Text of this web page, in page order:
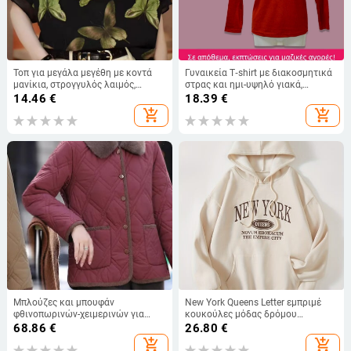
Τοπ για μεγάλα μεγέθη με κοντά
μανίκια, στρογγυλός λαιμός,
φλοράλ σχέδιο με θραύσματα,
πολυεστέρας 90–95%/70–80%
σύνθεση, διακοσμητικά
14.46 €
add_shopping_cart
Γυναικεία T‑shirt με διακοσμητικά
στρας και ημι-υψηλό γιακά,
εφαρμοστό, βελούδινο ύφασμα,
18.39 €
add_shopping_cart
Μπλούζες και μπουφάν
φθινοπωρινών-χειμερινών για
γυναίκες, ευέλικτες και στυλάτες
68.86 €
add_shopping_cart
New York Queens Letter εμπριμέ
κουκούλες μόδας δρόμου
Γυναικείες φούτερ Fleece μαλακό
πουλόβερ Crewnneck Φαρδιά
26.80 €
add_shopping_cart